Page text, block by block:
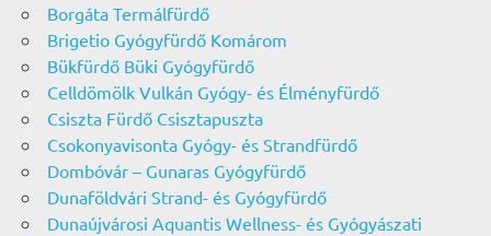
Borgáta Termálfürdő
Brigetio Gyógyfürdő Komárom
Bükfürdő Büki Gyógyfürdő
Celldömölk Vulkán Gyógy- és Élményfürdő
Csiszta Fürdő Csisztapuszta
Csokonyavisonta Gyógy- és Strandfürdő
Dombóvár – Gunaras Gyógyfürdő
Dunaföldvári Strand- és Gyógyfürdő
Dunaújvárosi Aquantis Wellness- és Gyógyászati